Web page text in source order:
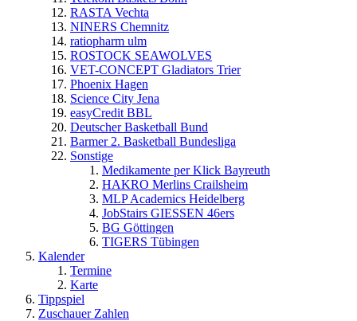
RASTA Vechta
NINERS Chemnitz
ratiopharm ulm
ROSTOCK SEAWOLVES
VET-CONCEPT Gladiators Trier
Phoenix Hagen
Science City Jena
easyCredit BBL
Deutscher Basketball Bund
Barmer 2. Basketball Bundesliga
Sonstige
Medikamente per Klick Bayreuth
HAKRO Merlins Crailsheim
MLP Academics Heidelberg
JobStairs GIESSEN 46ers
BG Göttingen
TIGERS Tübingen
Kalender
Termine
Karte
Tippspiel
Zuschauer Zahlen